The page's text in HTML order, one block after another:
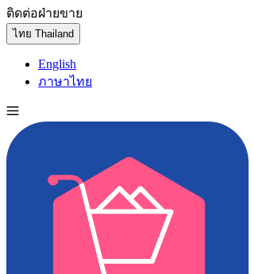
ติดต่อฝ่ายขาย
ไทย Thailand
English
ภาษาไทย